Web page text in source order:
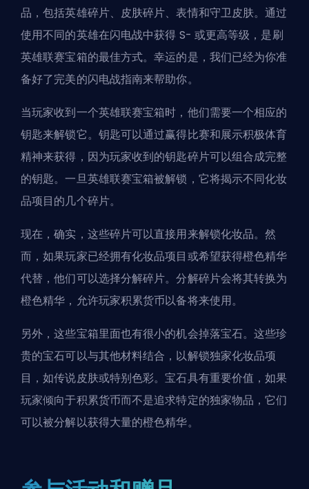
品，包括英雄碎片、皮肤碎片、表情和守卫皮肤。通过
使用不同的英雄在闪电战中获得 S- 或更高等级，是刷
英雄联赛宝箱的最佳方式。幸运的是，我们已经为你准
备好了完美的闪电战指南来帮助你。
当玩家收到一个英雄联赛宝箱时，他们需要一个相应的
钥匙来解锁它。钥匙可以通过赢得比赛和展示积极体育
精神来获得，因为玩家收到的钥匙碎片可以组合成完整
的钥匙。一旦英雄联赛宝箱被解锁，它将揭示不同化妆
品项目的几个碎片。
现在，确实，这些碎片可以直接用来解锁化妆品。然
而，如果玩家已经拥有化妆品项目或希望获得橙色精华
代替，他们可以选择分解碎片。分解碎片会将其转换为
橙色精华，允许玩家积累货币以备将来使用。
另外，这些宝箱里面也有很小的机会掉落宝石。这些珍
贵的宝石可以与其他材料结合，以解锁独家化妆品项
目，如传说皮肤或特别色彩。宝石具有重要价值，如果
玩家倾向于积累货币而不是追求特定的独家物品，它们
可以被分解以获得大量的橙色精华。